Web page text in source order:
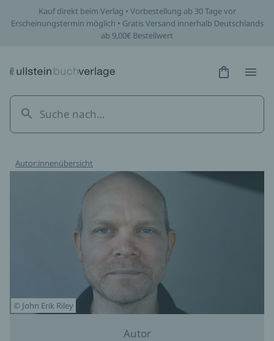
Kauf direkt beim Verlag • Vorbestellung ab 30 Tage vor
Erscheinungstermin möglich • Gratis Versand innerhalb Deutschlands
ab 9,00€ Bestellwert
Hidden
Autor:innenübersicht
© John Erik Riley
Autor